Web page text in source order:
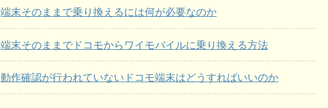
端末そのままで乗り換えるには何が必要なのか
端末そのままでドコモからワイモバイルに乗り換える方法
動作確認が行われていないドコモ端末はどうすればいいのか